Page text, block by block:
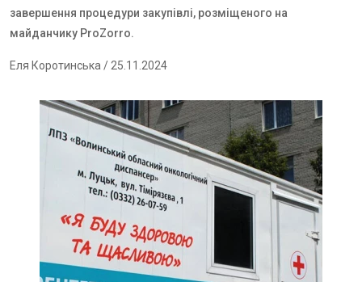
завершення процедури закупівлі, розміщеного на
майданчику ProZorro.
Еля Коротинська / 25.11.2024